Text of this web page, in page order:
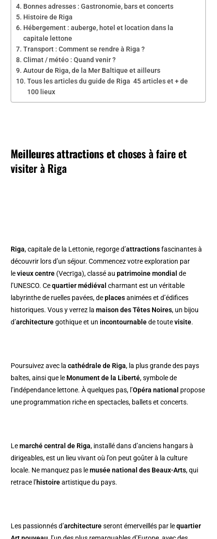
Bonnes adresses : Gastronomie, bars et concerts
Histoire de Riga
Hébergement : auberge, hotel et location dans la
capitale lettone
Transport : Comment se rendre à Riga ?
Climat / météo : Quand venir ?
Autour de Riga, de la Mer Baltique et ailleurs
Tous les articles du guide de Riga 45 articles et + de
100 lieux
Meilleures attractions etchoses à faire et
visiter à Riga
Riga, capitale de la Lettonie, regorge d’attractionsfascinantes à
découvrir lors d’un séjour. Commencez votre exploration par
levieux centre (Vecrīga), classé aupatrimoine mondial de
l’UNESCO. Cequartier médiéval charmant est un véritable
labyrinthe de ruelles pavées, deplacesanimées et d’édifices
historiques. Vous y verrez lamaison des Têtes Noires, un bijou
d’architecturegothique et un incontournablede toutevisite.
Poursuivez avec lacathédrale de Riga, la plus grande des pays
baltes, ainsi que le Monument de la Liberté, symbole de
l’indépendance lettone. À quelques pas, l’Opéra national propose
une programmation riche en spectacles, ballets et concerts.
Lemarché central de Riga, installé dans d’anciens hangars à
dirigeables, est un lieu vivant où l’on peut goûter à la culture
locale. Ne manquez pas lemusée national des Beaux-Arts, qui
retrace l’histoireartistique du pays.
Les passionnés d’architectureseront émerveillés par lequartier